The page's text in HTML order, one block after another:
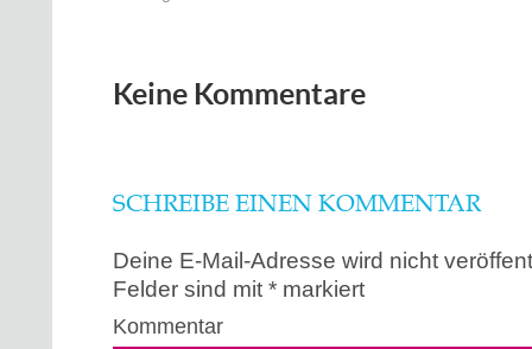
Keine Kommentare
SCHREIBE EINEN KOMMENTAR
Deine E-Mail-Adresse wird nicht
Felder sind mit * markiert
Kommentar